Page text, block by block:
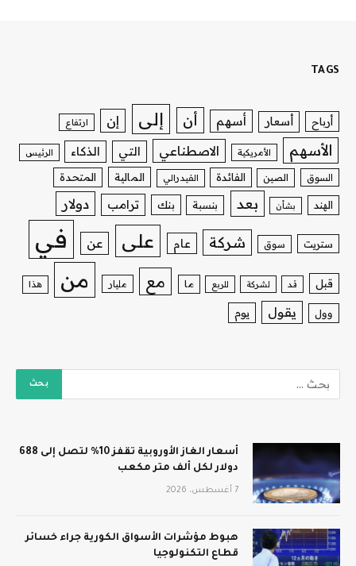
TAGS
أرباح أسعار أسهم أن إلى إن ارتفاع
الأسهم الأمريكية الاصطناعي التي الذكاء الرئيس
السوق الصين الفائدة الفيدرالي المالية المتحدة
الهند بشأن بعد بنسبة بنك ترامب دولار
ستريت سوق شركة عام على عن في
قبل قد لشركة للربع ما مع مليار من هذا
وول يقول يوم
أسعار الغاز الأوروبية تقفز 10% لتصل إلى 688
دولار لكل ألف متر مكعب
7 أغسطس، 2026
هبوط مؤشرات الأسواق الكورية جراء خسائر
قطاع التكنولوجيا